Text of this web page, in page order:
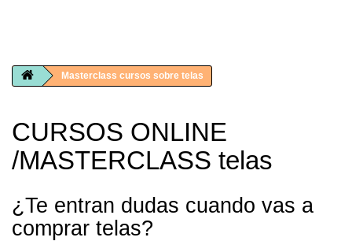
Masterclass cursos sobre telas
CURSOS ONLINE
/MASTERCLASS telas
¿Te entran dudas cuando vas a
comprar telas?